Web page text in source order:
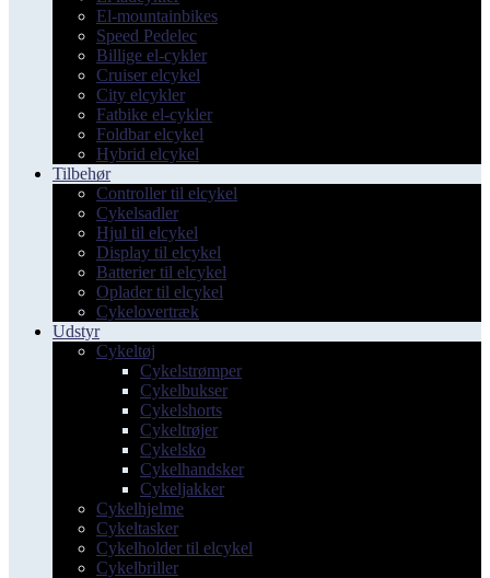
El-mountainbikes
Speed Pedelec
Billige el-cykler
Cruiser elcykel
City elcykler
Fatbike el-cykler
Foldbar elcykel
Hybrid elcykel
Tilbehør
Controller til elcykel
Cykelsadler
Hjul til elcykel
Display til elcykel
Batterier til elcykel
Oplader til elcykel
Cykelovertræk
Udstyr
Cykeltøj
Cykelstrømper
Cykelbukser
Cykelshorts
Cykeltrøjer
Cykelsko
Cykelhandsker
Cykeljakker
Cykelhjelme
Cykeltasker
Cykelholder til elcykel
Cykelbriller